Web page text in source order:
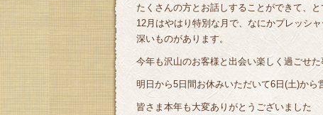
たくさんの方とお話しすることができて、
12月はやはり特別な月で、なにかプレッシ
深いものがあります。
今年も沢山のお客様と出会い楽しく過ごせ
明日から5日間お休みいただいて6日(土)から
皆さま本年も大変ありがとうございました